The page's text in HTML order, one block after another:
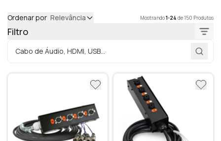
Ordenar por Relevância Mostrando1-24 de 150 Produtos
Filtro